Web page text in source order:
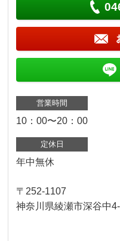
営業時間
10：00〜20：00
定休日
年中無休
〒252-1107
神奈川県綾瀬市深谷中